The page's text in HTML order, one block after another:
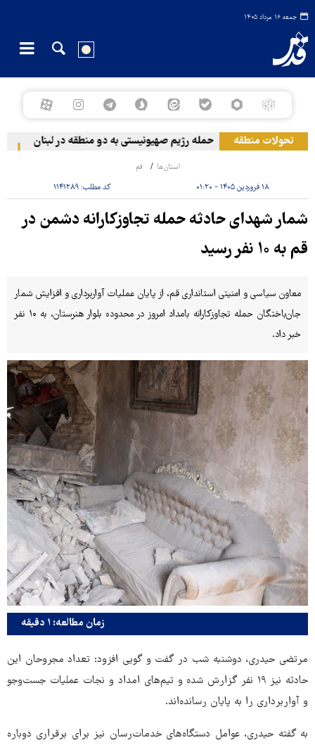
جمعه ۱۶ مرداد ۱۴۰۵
تحولات منطقه حمله رژیم صهیونیستی به دو منطقه در لبنان
استان‌ها قم
۱۸ فروردین ۱۴۰۵ - ۰۱:۲۰ کد مطلب: ۱۱۴۱۲۸۹
شمار شهدای حادثه حمله تجاوزکارانه دشمن در
قم به ۱۰ نفر رسید
معاون سیاسی و امنیتی استانداری قم، از پایان عملیات آواربرداری و افزایش شمار
جان‌باختگان حمله تجاوزکارانه بامداد امروز در محدوده بلوار هنرستان، به ۱۰ نفر
خبر داد.
زمان مطالعه: ۱ دقیقه
مرتضی حیدری، دوشنبه شب در گفت و گویی افزود: تعداد مجروحان این
حادثه نیز ۱۹ نفر گزارش شده و تیم‌های امداد و نجات عملیات جست‌وجو
و آواربرداری را به پایان رسانده‌اند.
به گفته حیدری، عوامل دستگاه‌های خدمات‌رسان نیز برای برقراری دوباره